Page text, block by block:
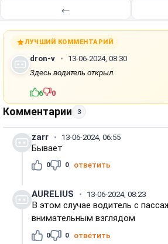
←
ЛУЧШИЙ КОММЕНТАРИЙ
dron-v
13-06-2024, 08:30
Здесь водитель открыл.
6 0
Комментарии 3
zarr 13-06-2024, 06:55
Бывает
0 0 ответить
AURELIUS 13-06-2024, 08:23
В этом случае водитель с
внимательным взглядом
0 0 ответить